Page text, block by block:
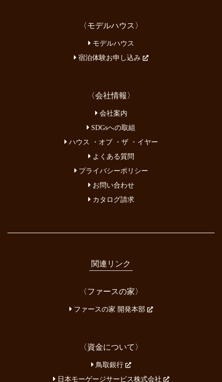
〈モデルハウス〉
モデルハウス
宿泊体験お申し込み
〈会社情報〉
会社案内
SDGsへの取組
ハウス ・オブ ・ザ ・イヤー
よくある質問
プライバシーポリシー
お問い合わせ
カタログ請求
関連リンク
〈ファースの家〉
ファースの家 開発本部
〈資金について〉
鳥取銀行
日本モーゲージサービス株式会社